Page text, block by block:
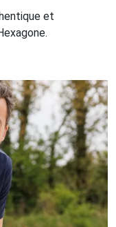
et